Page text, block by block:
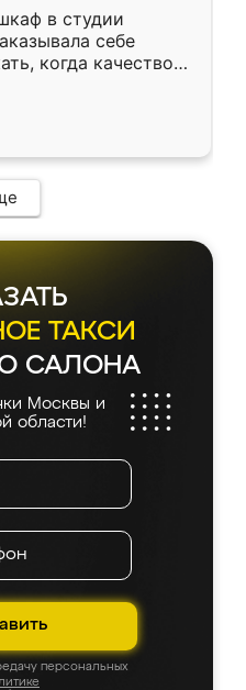
в студии
себе
когда качеством
кухня уже почти
ТАКСИ
САЛОНА
Москвы и
области!
персональных